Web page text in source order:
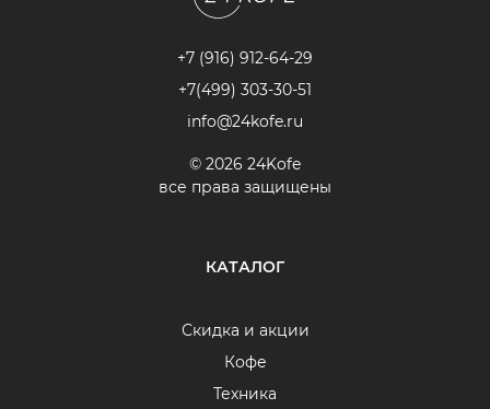
+7 (916) 912-64-29
+7(499) 303-30-51
info@24kofe.ru
© 2026 24Kofe
все права защищены
КАТАЛОГ
Скидка и акции
Кофе
Техника